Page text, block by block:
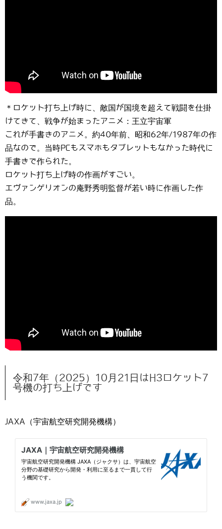
＊ロケット打ち上げ時に、敵国が国境を超えて戦闘を仕掛
けてきて、戦争が始まったアニメ：王立宇宙軍
これが手書きのアニメ。約40年前、昭和62年/1987年の作
品なので。当時PCもスマホもタブレットもなかった時代に
手書きで作られた。
ロケット打ち上げ時の作画がすごい。
エヴァンゲリオンの庵野秀明監督が若い時に作画した作
品。
令和7年（2025）10月21日はH3ロケット7
号機の打ち上げです
JAXA（宇宙航空研究開発機構）